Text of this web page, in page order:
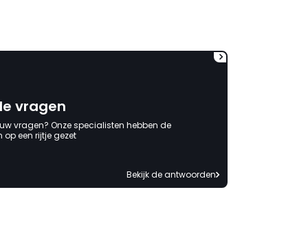
vragen
vragen? Onze specialisten hebben de
een rijtje gezet
Bekijk de antwoorden